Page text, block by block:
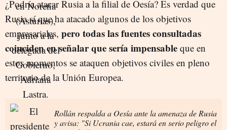
¿Podría atacar Rusia a la filial de Oesía? Es verdad que
Rusia sí que ha atacado algunos de los objetivos
empresariales, pero todas las fuentes consultadas
coinciden en señalar que sería impensable que en
estos momentos se ataquen objetivos civiles en pleno
territorio de la Unión Europea.
Rollán respalda a Oesía ante la amenaza de Rusia
y avisa: "Si Ucrania cae, estará en serio peligro el